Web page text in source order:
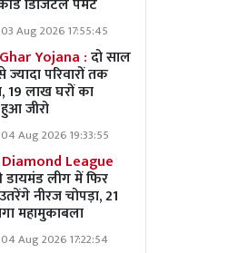
डिजिटल पेमेंट
Aug 2026 17:55:45
Yojana :दो साल
परिवारों तक
19 लाख घरों का
जीरो
Aug 2026 19:33:55
League
लीग में फिर
नीरज चोपड़ा, 21
महामुकाबला
Aug 2026 17:22:54